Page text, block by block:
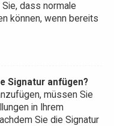
dass normale
können, wenn bereits
Signatur anfügen?
müssen Sie
in Ihrem
Sie die Signatur